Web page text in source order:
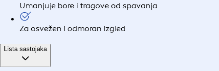
Umanjuje bore i tragove od spavanja
Za osvežen i odmoran izgled
Lista sastojaka